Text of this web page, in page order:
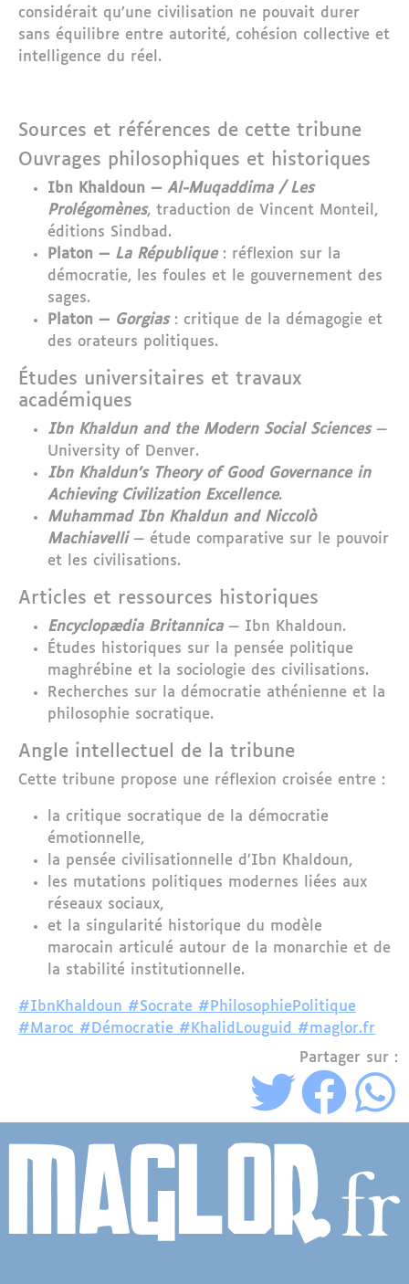
considérait qu’une civilisation ne pouvait durer
sans équilibre entre autorité, cohésion collective et
intelligence du réel.
Sources et références de cette tribune
Ouvrages philosophiques et historiques
Ibn Khaldoun — Al-Muqaddima / Les
Prolégomènes, traduction de Vincent Monteil,
éditions Sindbad.
Platon — La République: réflexion sur la
démocratie, les foules et le gouvernement des
sages.
Platon — Gorgias: critique de la démagogie et
des orateurs politiques.
Études universitaires et travaux
académiques
Ibn Khaldun and the Modern Social Sciences—
University of Denver.
Ibn Khaldun’s Theory of Good Governance in
Achieving Civilization Excellence.
Muhammad Ibn Khaldun and Niccolò
Machiavelli — étude comparative sur le pouvoir
et les civilisations.
Articles et ressources historiques
Encyclopædia Britannica— Ibn Khaldoun.
Études historiques sur la pensée politique
maghrébine et la sociologie des civilisations.
Recherches sur la démocratie athénienne et la
philosophie socratique.
Angle intellectuel de la tribune
Cette tribune propose une réflexion croisée entre :
la critique socratique de la démocratie
émotionnelle,
la pensée civilisationnelle d’Ibn Khaldoun,
les mutations politiques modernes liées aux
réseaux sociaux,
et la singularité historique du modèle
marocain articulé autour de la monarchie et de
la stabilité institutionnelle.
#IbnKhaldoun #Socrate #PhilosophiePolitique
#Maroc #Démocratie #KhalidLouguid #maglor.fr
Partager sur :